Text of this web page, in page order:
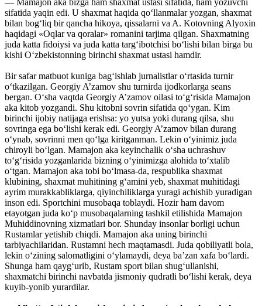
sifatida yaqin edi. U shaxmat haqida qo‘llanmalar yozgan, shaxmat
bilan bog‘liq bir qancha hikoya, qissalarni va A. Kotovning Alyoxin
haqidagi «Oqlar va qoralar» romanini tarjima qilgan. Shaxmatning
juda katta fidoiysi va juda katta targ‘ibotchisi bo‘lishi bilan birga bu
kishi O‘zbekistonning birinchi shaxmat ustasi hamdir.
Bir safar matbuot kuniga bag‘ishlab jurnalistlar o‘rtasida turnir
o‘tkazilgan. Georgiy A’zamov shu turnirda ijodkorlarga seans
bergan. O‘sha vaqtda Georgiy A’zamov oilasi to‘g‘risida Mamajon
aka kitob yozgandi. Shu kitobni sovrin sifatida qo‘ygan. Kim
birinchi ijobiy natijaga erishsa: yo yutsa yoki durang qilsa, shu
sovringa ega bo‘lishi kerak edi. Georgiy A’zamov bilan durang
o‘ynab, sovrinni men qo‘lga kiritganman. Lekin o‘yinimiz juda
chiroyli bo‘lgan. Mamajon aka keyinchalik o‘sha uchrashuv
to‘g‘risida yozganlarida bizning o‘yinimizga alohida to‘xtalib
o‘tgan. Mamajon aka tobi bo‘lmasa-da, respublika shaxmat
klubining, shaxmat muhitining g‘amini yeb, shaxmat muhitidagi
ayrim murakkabliklarga, qiyinchiliklarga yuragi achishib yuradigan
inson edi. Sportchini musobaqa toblaydi. Hozir ham davom
etayotgan juda ko‘p musobaqalarning tashkil etilishida Mamajon
Muhiddinovning xizmatlari bor. Shunday insonlar borligi uchun
Rustamlar yetishib chiqdi. Mamajon aka uning birinchi
tarbiyachilaridan. Rustamni hech maqtamasdi. Juda qobiliyatli bola,
lekin o‘zining salomatligini o‘ylamaydi, deya ba’zan xafa bo‘lardi.
Shunga ham qayg‘urib, Rustam sport bilan shug‘ullanishi,
shaxmatchi birinchi navbatda jismoniy qudratli bo‘lishi kerak, deya
kuyib-yonib yurardilar.